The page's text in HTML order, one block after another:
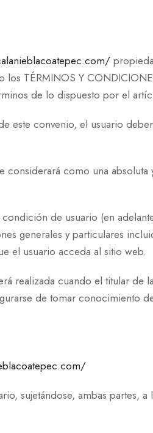
TÉRMINOS Y
de lo dispuesto por el
convenio, el usuario
como una
de usuario (en
generales y particulares
el usuario acceda al sitio web.
realizada cuando el titular de
de tomar conocimiento
sujetándose, ambas partes,